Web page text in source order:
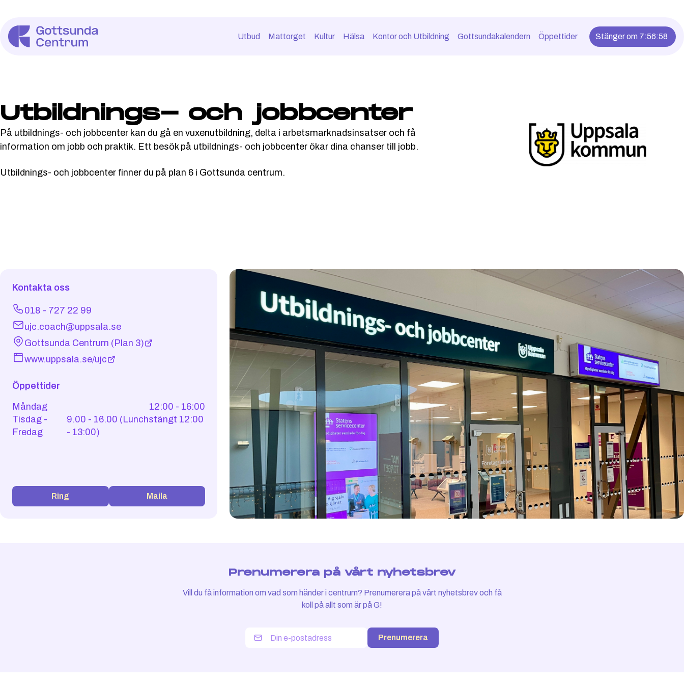
Utbud Mattorget Kultur Hälsa Kontor och Utbildning Gottsundakalendern Öppettider Stänger om 7:56:58
Utbildnings- och jobbcenter
På utbildnings- och jobbcenter kan du gå en vuxenutbildning, delta i arbetsmarknadsinsatser och få
information om jobb och praktik. Ett besök på utbildnings- och jobbcenter ökar dina chanser till jobb.
Utbildnings- och jobbcenter finner du på plan 6 i Gottsunda centrum.
Kontakta oss
018 - 727 22 99
ujc.coach@uppsala.se
Gottsunda Centrum (Plan 3)
www.uppsala.se/ujc
Öppettider
Måndag
12:00 - 16:00
Tisdag -
Fredag
9.00 - 16.00 (Lunchstängt 12:00
- 13:00)
Ring Maila
Prenumerera på vårt nyhetsbrev
Vill du få information om vad som händer i centrum? Prenumerera på vårt nyhetsbrev och få
koll på allt som är på G!
Prenumerera